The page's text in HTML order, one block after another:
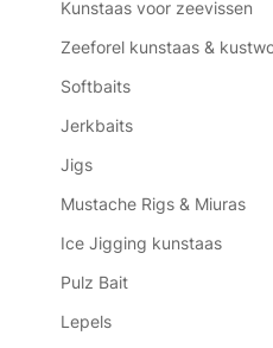
Kunstaas voor zeevissen
Zeeforel kunstaas &
Softbaits
Jerkbaits
Jigs
Mustache Rigs & Miuras
Ice Jigging kunstaas
Pulz Bait
Lepels